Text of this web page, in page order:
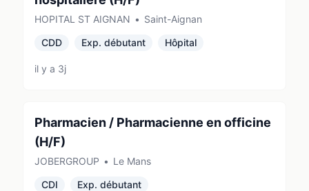
HOPITAL ST AIGNAN • Saint-Aignan
CDD
Exp. débutant Hôpital
il y a 3j
Pharmacien / Pharmacienne en officine
(H/F)
JOBERGROUP • Le Mans
CDI
Exp. débutant